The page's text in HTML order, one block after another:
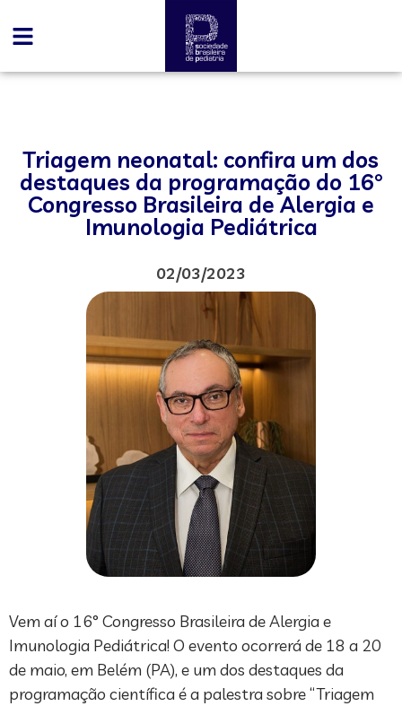
Triagem neonatal: confira um dos
destaques da programação do 16°
Congresso Brasileira de Alergia e
Imunologia Pediátrica
02/03/2023
Vem aí o 16° Congresso Brasileira de Alergia e
Imunologia Pediátrica! O evento ocorrerá de 18 a 20
de maio, em Belém (PA), e um dos destaques da
programação científica é a palestra sobre “Triagem